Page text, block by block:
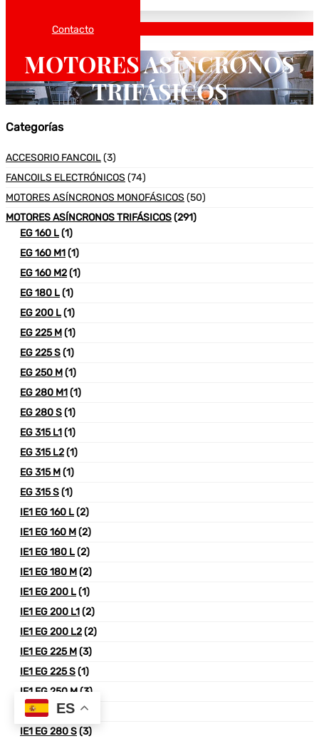
Contacto
MOTORES ASÍNCRONOS
TRIFÁSICOS
Categorías
ACCESORIO FANCOIL(3)
FANCOILS ELECTRÓNICOS (74)
MOTORES ASÍNCRONOS MONOFÁSICOS (50)
MOTORES ASÍNCRONOS TRIFÁSICOS(291)
EG 160 L(1)
EG 160 M1(1)
EG 160 M2(1)
EG 180 L(1)
EG 200 L(1)
EG 225 M(1)
EG 225 S(1)
EG 250 M(1)
EG 280 M1(1)
EG 280 S(1)
EG 315 L1(1)
EG 315 L2(1)
EG 315 M(1)
EG 315 S(1)
IE1 EG 160 L(2)
IE1 EG 160 M(2)
IE1 EG 180 L(2)
IE1 EG 180 M(2)
IE1 EG 200 L(1)
IE1 EG 200 L1(2)
IE1 EG 200 L2(2)
IE1 EG 225 M(3)
IE1 EG 225 S(1)
IE1 EG 250 M(3)
IE1 EG 280 M (3)
IE1 EG 280 S(3)
ES